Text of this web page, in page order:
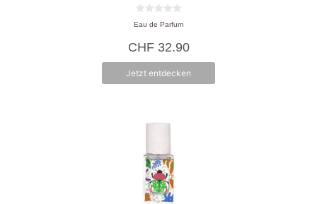
0
v
n
5
Eau de Parfum
CHF32.90
Jetzt entdecken